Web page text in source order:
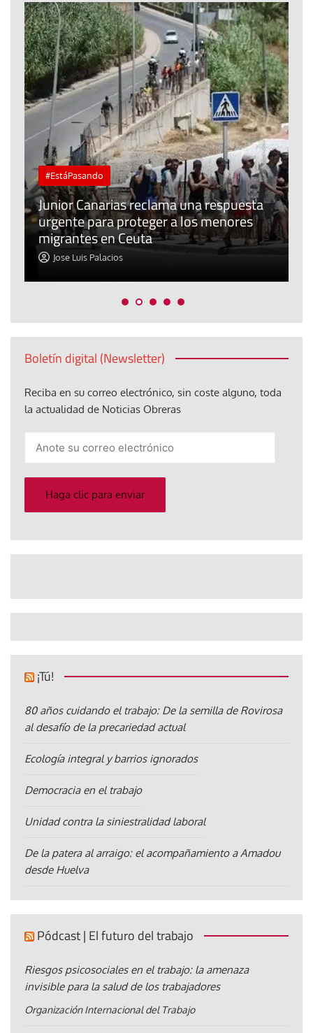
#EstáPasando
Junior Canarias reclama una respuesta
urgente para proteger a los menores
migrantes en Ceuta
Jose Luis Palacios
Boletín digital (Newsletter)
Reciba en su correo electrónico, sin coste alguno, toda
la actualidad de Noticias Obreras
electrónico
Haga clic para enviar
¡Tú!
80 años cuidando el trabajo: De la semilla de Rovirosa
al desafío de la precariedad actual
Ecología integral y barrios ignorados
Democracia en el trabajo
Unidad contra la siniestralidad laboral
De la patera al arraigo: el acompañamiento a Amadou
desde Huelva
Pódcast | El futuro del trabajo
Riesgos psicosociales en el trabajo: la amenaza
invisible para la salud de los trabajadores
Organización Internacional del Trabajo